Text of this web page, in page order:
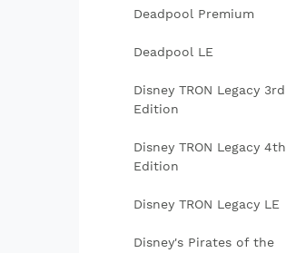
Deadpool Premium
Deadpool LE
Disney TRON Legacy 3rd
Edition
Disney TRON Legacy 4th
Edition
Disney TRON Legacy LE
Disney's Pirates of the